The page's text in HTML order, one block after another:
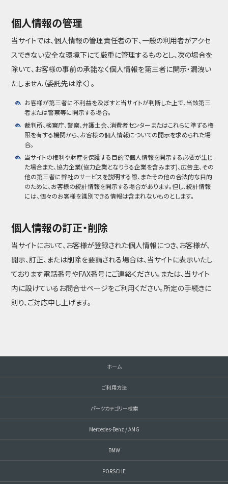
個人情報の管理
当サイトでは、個人情報の管理責任者の下、一般の利用者がアクセ
スできない安全な環境下にて厳重に管理するものとし、次の場合を
除いて、お客様の事前の承諾なく個人情報を第三者に開示・漏洩い
たしません（委託先は除く）。
お客様が第三者に不利益を及ぼすと当サイトが判断した上で、当該第三
者または警察等に開示する場合。
裁判所、検察庁、警察、弁護士会、消費者センターまたはこれらに準ずる権
限を有する機関から、お客様の個人情報についての開示を求められた場
合。
当サイトの権利や財産を保護する目的で個人情報を開示する必要が生じ
た場合また、協力企業(協力企業となりうる企業を含みます)、広告主、その
他の第三者に弊社のサービスを説明する際、またその他の合法的な目的
のために、お客様の統計情報を開示する場合があります。但し、統計情報
には、個々のお客様を識別できる情報は含まれないものとします。
個人情報の訂正・削除
当サイトにおいて、お客様が登録された個人情報につき、お客様が、
開示、訂正、または削除を要請される場合は、当サイトに表示いたし
ております電話番号やFAX番号にご連絡ください。または、当サイト
内に設けているお問合せページをご利用ください。所定の手続きに
則り、ご対応申し上げます。
ホーム
ご利用方法
パーツカテゴリー検索
Mercedes-Benz / AMG
BMW
PORSCHE